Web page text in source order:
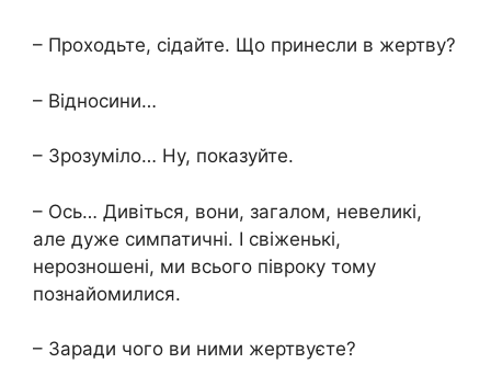
– Проходьте, сідайте. Що принесли в жертву?
– Відносини…
– Зрозуміло… Ну, показуйте.
– Ось… Дивіться, вони, загалом, невеликі,
але дуже симпатичні. І свіженькі,
нерозношені, ми всього півроку тому
познайомилися.
– Заради чого ви ними жертвуєте?